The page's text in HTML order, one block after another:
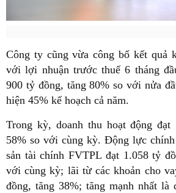
Công ty cũng vừa công bố kết quả
với lợi nhuận trước thuế 6 tháng
900 tỷ đồng, tăng 80% so với nửa
hiện 45% kế hoạch cả năm.
Trong kỳ, doanh thu hoạt động đạt
58% so với cùng kỳ. Động lực
sản tài chính FVTPL đạt 1.058 tỷ
với cùng kỳ; lãi từ các khoản cho
đồng, tăng 38%; tăng mạnh nhất là